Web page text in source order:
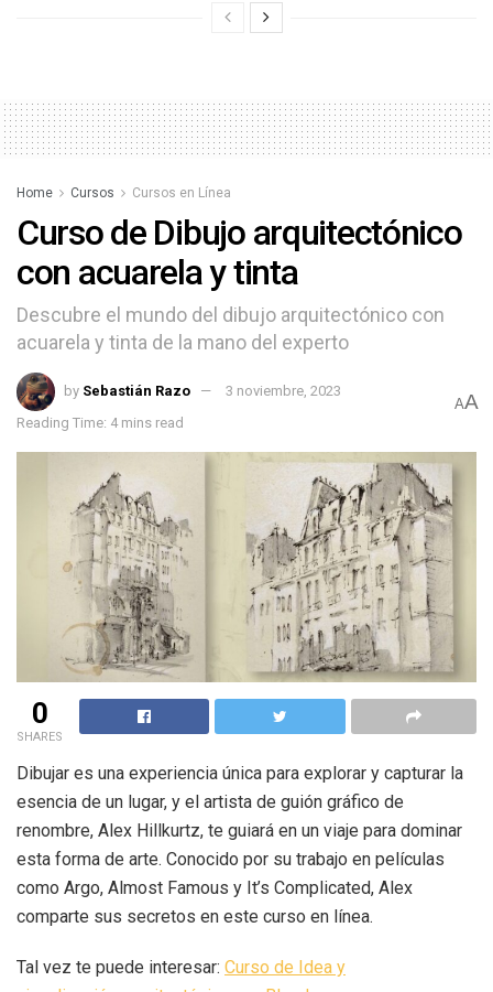
Home Cursos Cursos en Línea
Curso de Dibujo arquitectónico
con acuarela y tinta
Descubre el mundo del dibujo arquitectónico con
acuarela y tinta de la mano del experto
by Sebastián Razo
3 noviembre, 2023
Reading Time: 4 mins read
AA
0
SHARES
Dibujar es una experiencia única para explorar y capturar la
esencia de un lugar, y el artista de guión gráfico de
renombre, Alex Hillkurtz, te guiará en un viaje para dominar
esta forma de arte. Conocido por su trabajo en películas
como Argo, Almost Famous y It’s Complicated, Alex
comparte sus secretos en este curso en línea.
Tal vez te puede interesar: Curso de Idea y